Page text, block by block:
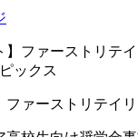
ピックス
ファーストリテ